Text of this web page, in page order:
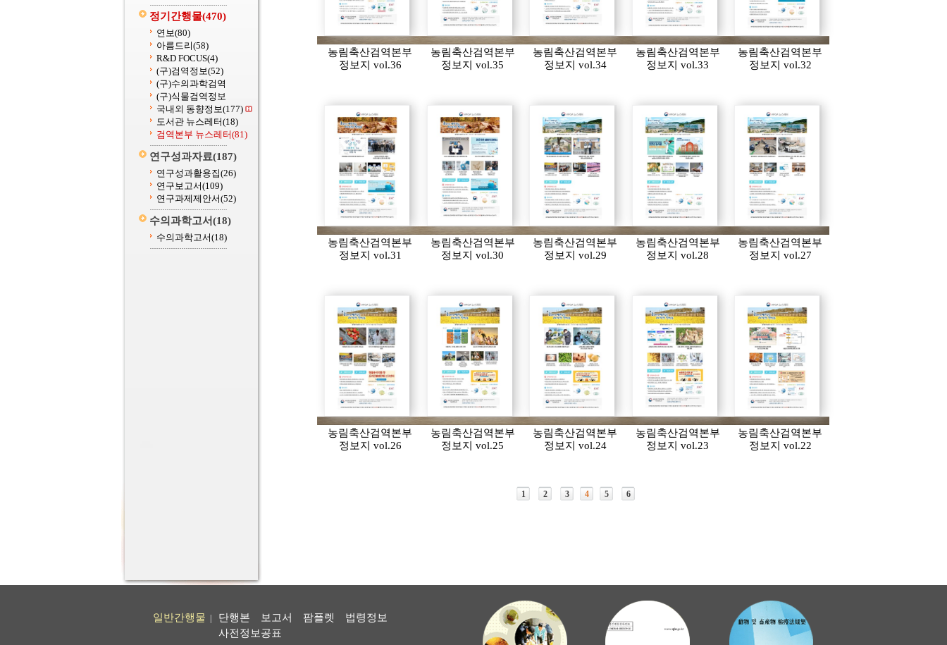
정기간행물(470)
연보(80)
아름드리(58)
R&D FOCUS(4)
(구)검역정보(52)
(구)수의과학검역
(구)식물검역정보
국내외 동향정보(177)
도서관 뉴스레터(18)
검역본부 뉴스레터(81)
연구성과자료(187)
연구성과활용집(26)
연구보고서(109)
연구과제제안서(52)
수의과학고서(18)
수의과학고서(18)
농림축산검역본부
정보지 vol.36
농림축산검역본부
정보지 vol.35
농림축산검역본부
정보지 vol.34
농림축산검역본부
정보지 vol.33
농림축산검역본부
정보지 vol.32
농림축산검역본부
정보지 vol.31
농림축산검역본부
정보지 vol.30
농림축산검역본부
정보지 vol.29
농림축산검역본부
정보지 vol.28
농림축산검역본부
정보지 vol.27
농림축산검역본부
정보지 vol.26
농림축산검역본부
정보지 vol.25
농림축산검역본부
정보지 vol.24
농림축산검역본부
정보지 vol.23
농림축산검역본부
정보지 vol.22
1 2 3 4 5 6
일반간행물 단행본 보고서 팜플렛
법령정보
사전정보공표